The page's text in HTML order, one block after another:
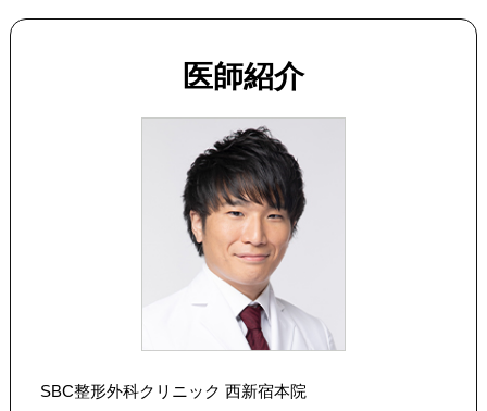
医師紹介
SBC整形外科クリニック 西新宿本院